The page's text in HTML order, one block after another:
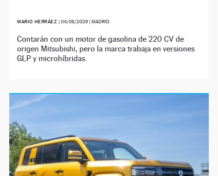
MARIO HERRÁEZ |04/08/2026 | MADRID
Contarán con un motor de gasolina de 220 CV de
origen Mitsubishi, pero la marca trabaja en versiones
GLP y microhíbridas.